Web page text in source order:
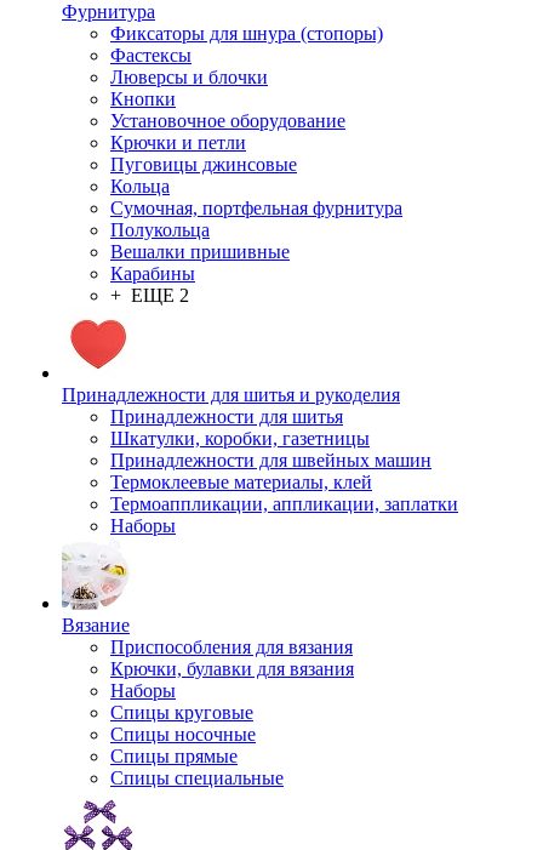
Фурнитура
Фиксаторы для шнура (стопоры)
Фастексы
Люверсы и блочки
Кнопки
Установочное оборудование
Крючки и петли
Пуговицы джинсовые
Кольца
Сумочная, портфельная фурнитура
Полукольца
Вешалки пришивные
Карабины
+ ЕЩЕ 2
Принадлежности для шитья и рукоделия
Принадлежности для шитья
Шкатулки, коробки, газетницы
Принадлежности для швейных машин
Термоклеевые материалы, клей
Термоаппликации, аппликации, заплатки
Наборы
Вязание
Приспособления для вязания
Крючки, булавки для вязания
Наборы
Спицы круговые
Спицы носочные
Спицы прямые
Спицы специальные